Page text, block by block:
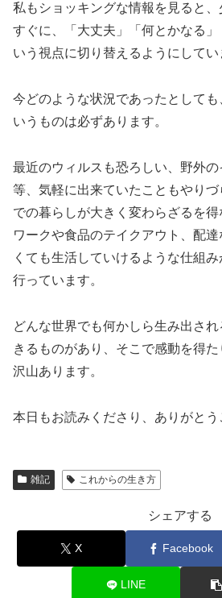
私もショッキングな情報を見ると
すぐに、「大丈夫」「何とかなる
いう視点に切り替えるようにしてい
今どのような状況であったとして
いうものは必ずあります。
最近のウィルスも恐ろしい、野外
等、気軽に出来ていたこともやりづ
での暮らしが大きく変わらざるを
ワークや食品のテイクアウト、配
くても生活していけるような仕組
行っています。
どんな世界でも何かしら生み出さ
きるものがあり、そこで感動を得
沢山あります。
本日もお読みくださり、ありがとう
雑記 これからの生き方
シェアする
X Facebook
LINE